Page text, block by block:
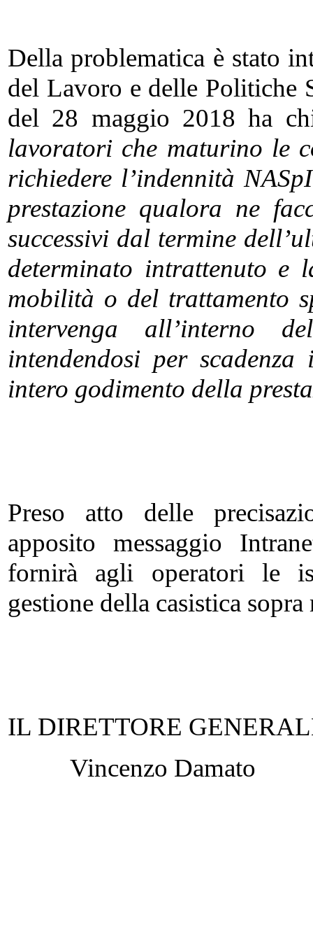
Della problematica è stato
del Lavoro e delle
del 28 maggio 2018 ha
lavoratori che maturino le
richiedere l’indennità
prestazione qualora ne
successivi dal termine
determinato intrattenuto e
mobilità o del trattamento
intervenga all’interno
intendendosi per
intero godimento della
Preso atto delle
apposito messaggio
fornirà agli operatori le
gestione della casistica
IL DIRETTORE
Vincenzo Damato